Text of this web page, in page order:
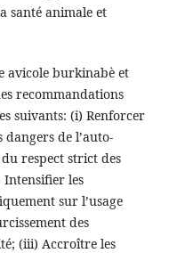
santé animale et
avicole burkinabè et
recommandations
suivants: (i) Renforcer
de l’auto-
respect strict des
Intensifier les
sur l’usage
des
(iii) Accroître les